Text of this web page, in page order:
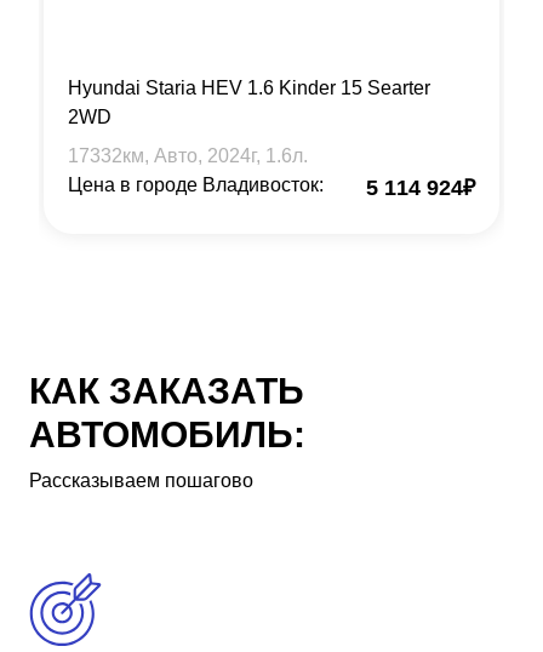
Hyundai Staria HEV 1.6 Kinder 15 Searter
2WD
17332км, Авто, 2024г, 1.6л.
Цена в городе Владивосток:
5 114 924₽
КАК ЗАКАЗАТЬ
АВТОМОБИЛЬ:
Рассказываем пошагово